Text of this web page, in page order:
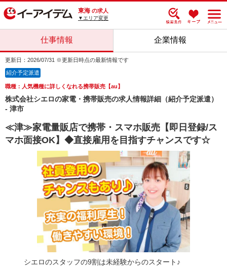
東海 の求人
▼エリア変更
仕事情報 企業情報
更新日：2026/07/31 ※更新日時点の最新情報です
紹介予定派遣
職種：人気機種に詳しくなれる携帯販売【au】
株式会社シエロの家電・携帯販売の求人情報詳細（紹介予定派遣）
- 津市
≪津≫家電量販店で携帯・スマホ販売【即日登録/ス
マホ面接OK】◆直接雇用を目指すチャンスです☆
シエロのスタッフの9割は未経験からのスタート♪